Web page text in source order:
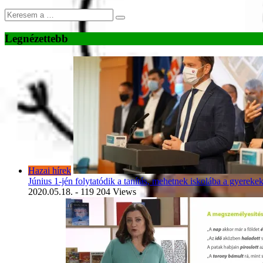
Legnézettebb
Hazai hírek
Június 1-jén folytatódik a tanítás, mehetnek iskolába a gyerekek
2020.05.18. - 119 204 Views